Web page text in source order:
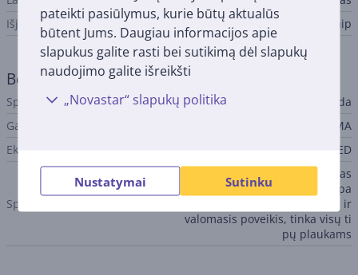
pateikti pasiūlymus, kurie būtų aktualūs
būtent Jums. Daugiau informacijos apie
slapukus galite rasti bei sutikimą dėl slapukų
naudojimo galite išreikšti
„Novastar“ slapukų politika
Nustatymai Sutinku
Išjungimas/įjungimas
Taip
Bendri parametrai
Spalva
juoda
Gamintojas
GA.MA
Ekranas
LED
Specialiosios charakteristikos
vėsaus galiuko apsauga, greitas
įkaitimas, itin blizgus volelio pa
viršius, stiprus antibakterinis ir
valomasis poveikis, tinka visų ti
pų plaukams